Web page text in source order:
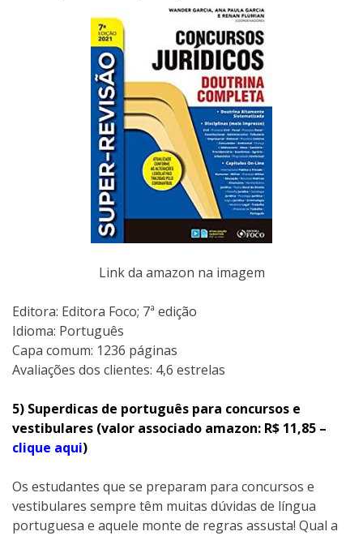
Link da amazon na imagem
Editora: Editora Foco; 7ª edição
Idioma: Português
Capa comum: 1236 páginas
Avaliações dos clientes: 4,6 estrelas
5) Superdicas de português para concursos e
vestibulares (valor associado amazon: R$ 11,85 –
clique aqui)
Os estudantes que se preparam para concursos e
vestibulares sempre têm muitas dúvidas de língua
portuguesa e aquele monte de regras assusta! Qual a